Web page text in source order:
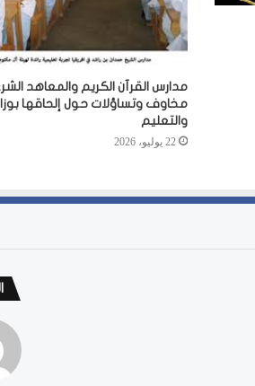
مدارس القرآن الكريم والمعاهد
مخاوف وتساؤلات حول إلحاقها
والتعليم
22 يوليو، 2026